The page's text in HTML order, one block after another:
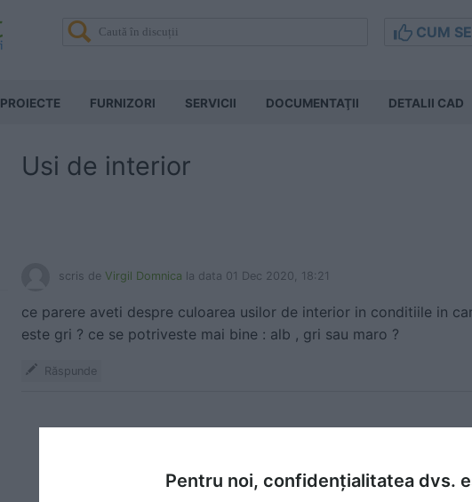
CUM
PROIECTE FURNIZORI SERVICII DOCUMENTAŢII DETALII CAD
Usi de interior
scris de Virgil Domnica la data 01 Dec 2020, 18:21
ce parere aveti despre culoarea usilor de interior in conditiile in
este gri ? ce se potriveste mai bine : alb , gri sau maro ?
Răspunde
Pentru noi, confidențialitatea dvs.